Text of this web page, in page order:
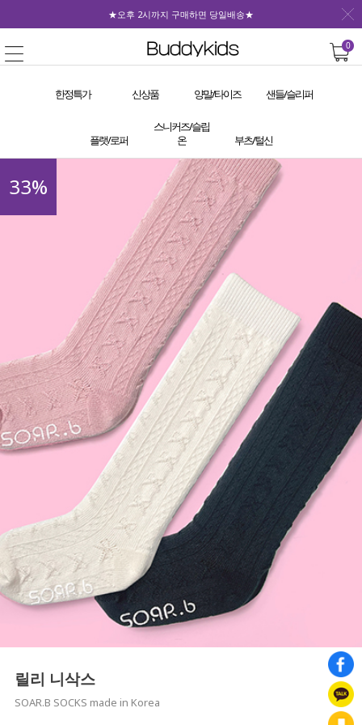
★오후 2시까지 구매하면 당일배송★
0
한정특가 신상품 양말/타이즈 샌들/슬리퍼
플랫/로퍼
스니커즈/슬립
온
부츠/털신
33%
릴리 니삭스
SOAR.B SOCKS made in Korea